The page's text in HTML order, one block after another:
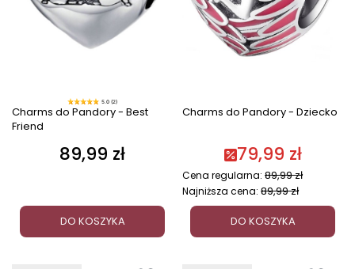
5.0 (2)
Charms do Pandory - Best
Friend
Cena
89,99 zł
DO KOSZYKA
Charms do Pandory - Dziecko
79,99 zł
Cena regularna: 89,99 zł
Najniższa cena: 89,99 zł
DO KOSZYKA